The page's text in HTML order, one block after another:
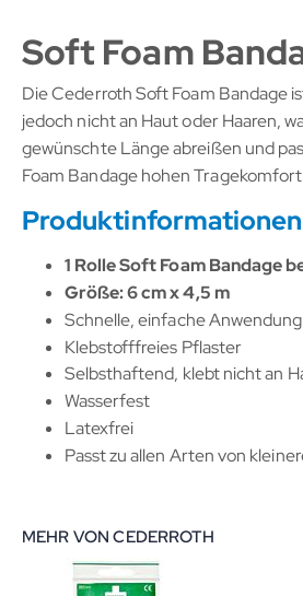
Soft Foam
Die Cederroth Soft Foam Bandage
jedoch nicht an Haut oder Haaren,
gewünschte Länge abreißen und
Foam Bandage hohen
1 Rolle Soft Foam Bandage
Größe: 6 cm x 4,5 m
Schnelle, einfache Anwendung
Klebstofffreies Pflaster
Selbsthaftend, klebt nicht an
Wasserfest
Latexfrei
Passt zu allen Arten von
MEHR VON CEDERROTH